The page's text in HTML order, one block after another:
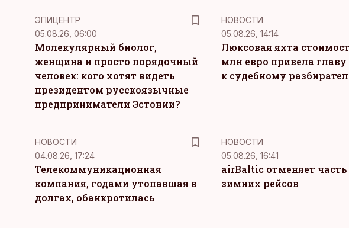
ЭПИЦЕНТР
05.08.26, 06:00
Молекулярный биолог,
женщина и просто порядочный
человек: кого хотят видеть
президентом русскоязычные
предприниматели Эстонии?
НОВОСТИ
05.08.26, 14:14
Люксовая яхта
млн евро привела
к судебному
НОВОСТИ
04.08.26, 17:24
Телекоммуникационная
компания, годами утопавшая в
долгах, обанкротилась
НОВОСТИ
05.08.26, 16:41
airBaltic отменяет часть
зимних рейсов